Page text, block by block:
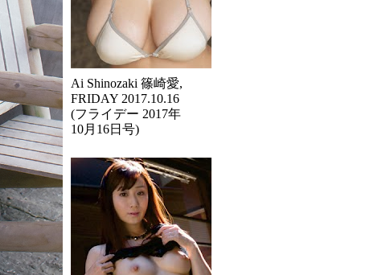
Ai Shinozaki 篠崎愛,
FRIDAY 2017.10.16
(フライデー 2017年
10月16日号)